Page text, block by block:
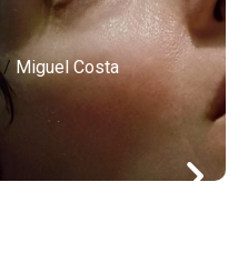
/ Miguel Costa